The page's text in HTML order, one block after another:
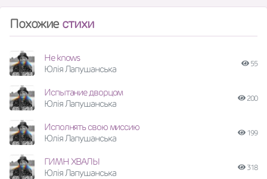
Похожие стихи
He knows
Юлія Лапушанська
55
Испытание дворцом
Юлія Лапушанська
200
Исполнять свою миссию
Юлія Лапушанська
199
ГИМН ХВАЛЫ
Юлія Лапушанська
318